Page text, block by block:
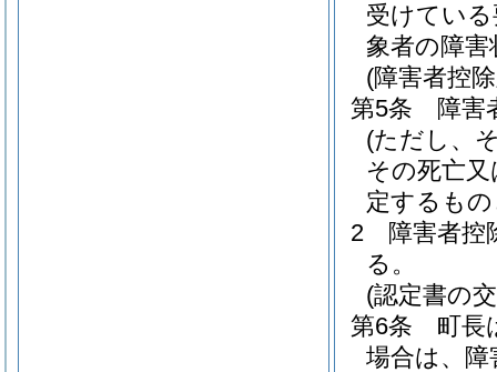
受けてい
象者の障
(障害者控
第5条
障害
(ただし、
その死亡
定するも
2
障害者控
る。
(認定書の
第6条
町長
場合は、障